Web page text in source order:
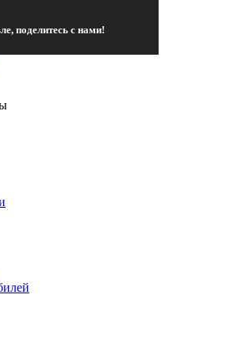
поделитесь с нами!